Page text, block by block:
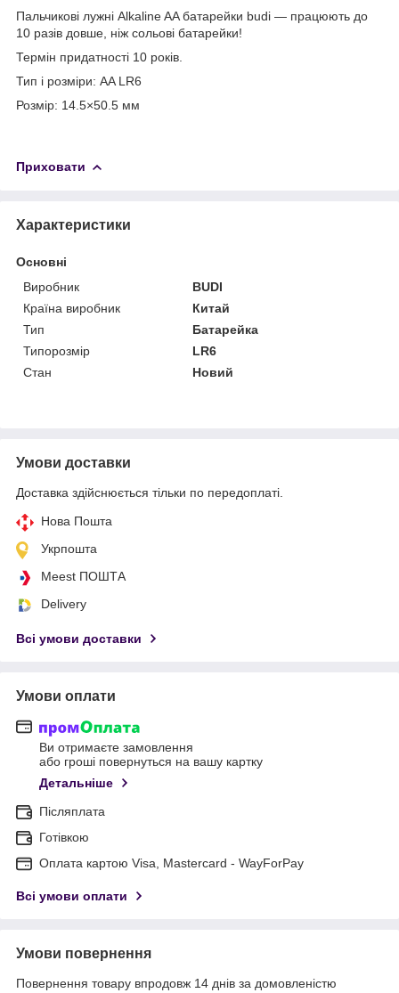
Пальчикові лужні Alkaline AA батарейки budi — працюють до
10 разів довше, ніж сольові батарейки!
Термін придатності 10 років.
Тип і розміри: AA LR6
Розмір: 14.5×50.5 мм
Приховати
Характеристики
Основні
Виробник
BUDI
Країна виробник
Китай
Тип
Батарейка
Типорозмір
LR6
Стан
Новий
Умови доставки
Доставка здійснюється тільки по передоплаті.
Нова Пошта
Укрпошта
Meest ПОШТА
Delivery
Всі умови доставки
Умови оплати
Ви отримаєте замовлення
або гроші повернуться на вашу картку
Детальніше
Післяплата
Готівкою
Оплата картою Visa, Mastercard - WayForPay
Всі умови оплати
Умови повернення
Повернення товару впродовж 14 днів за домовленістю